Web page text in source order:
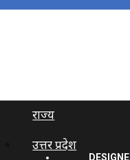
राज्य
उत्तर प्रदेश